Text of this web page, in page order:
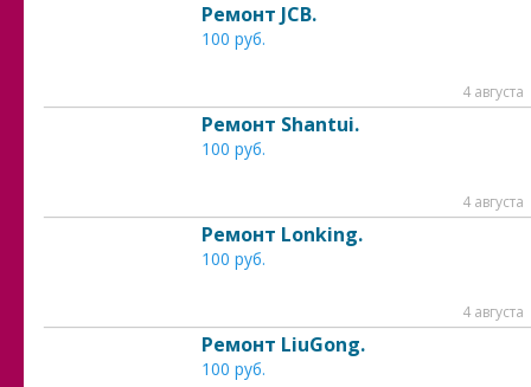
Ремонт JCB.
100 руб.
4 августа
Ремонт Shantui.
100 руб.
4 августа
Ремонт Lonking.
100 руб.
4 августа
Ремонт LiuGong.
100 руб.